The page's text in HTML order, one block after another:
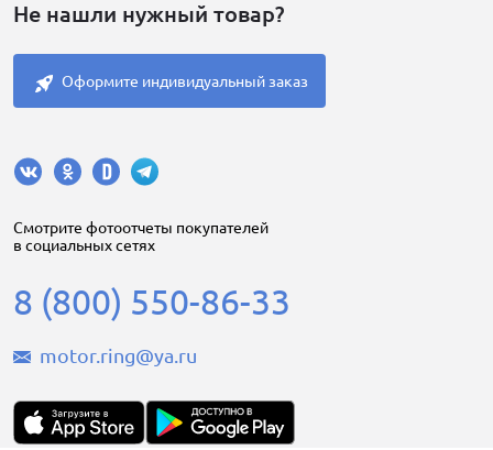
Не нашли нужный товар?
Оформите индивидуальный заказ
Cмотрите фотоотчеты покупателей
в социальных сетях
8 (800) 550-86-33
motor.ring@ya.ru